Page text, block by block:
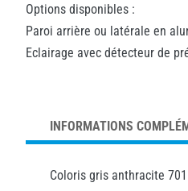
Options disponibles :
Paroi arrière ou latérale en
Eclairage avec détecteur de
INFORMATIONS
Coloris gris anthracite